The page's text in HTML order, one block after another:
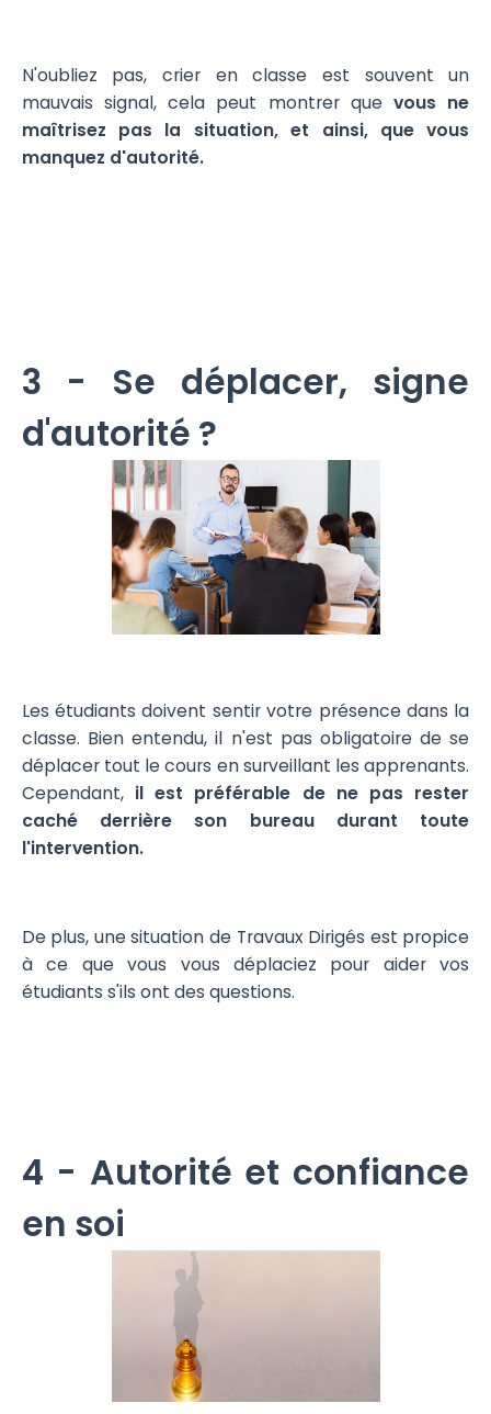
N'oubliez pas, crier en classe est souvent un
mauvais signal, cela peut montrer quevous ne
maîtrisez pas la situation, et ainsi, que vous
manquez d'autorité.
3 - Se déplacer, signe
d'autorité ?
Les étudiants doivent sentir votre présence dans la
classe. Bien entendu, il n'est pas obligatoire de se
déplacer tout le cours en surveillant les apprenants.
Cependant, il est préférable de ne pas rester
caché derrière son bureau durant toute
l'intervention.
De plus, une situation de Travaux Dirigés est propice
à ce que vous vous déplaciez pour aider vos
étudiants s'ils ont des questions.
4 - Autorité et confiance
en soi